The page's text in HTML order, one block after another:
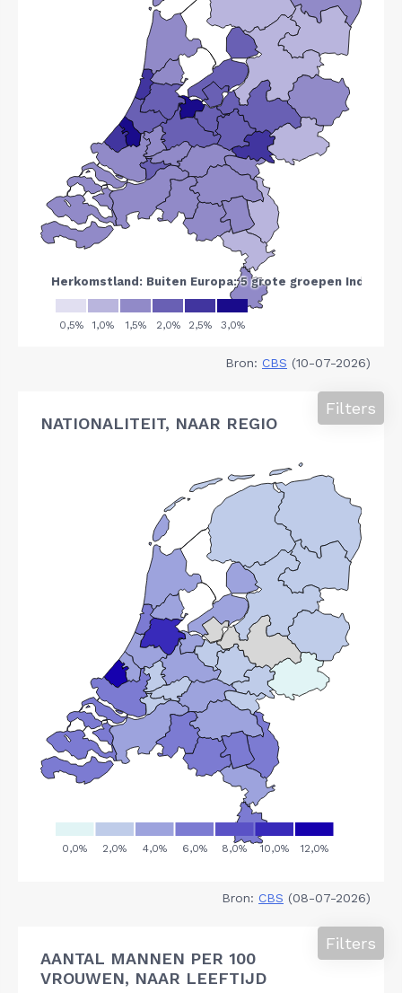
Bron: CBS (10-07-2026)
NATIONALITEIT, NAAR REGIO
Filters
Bron: CBS (08-07-2026)
AANTAL MANNEN PER 100
VROUWEN, NAAR LEEFTIJD
Filters